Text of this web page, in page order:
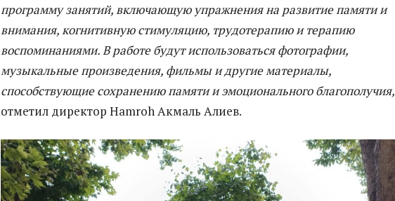
программу занятий, включающую упражнения на развитие памяти и
внимания, когнитивную стимуляцию, трудотерапию и терапию
воспоминаниями. В работе будут использоваться фотографии,
музыкальные произведения, фильмы и другие материалы,
способствующие сохранению памяти и эмоционального благополучия,
отметил директор Hamroh Акмаль Алиев.